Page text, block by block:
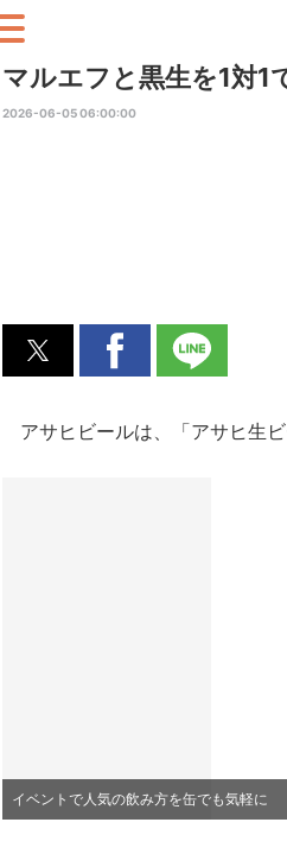
マルエフと黒生を1対1
2026-06-05 06:00:00
アサヒビールは、「アサヒ生
イベントで人気の飲み方を缶でも気軽に